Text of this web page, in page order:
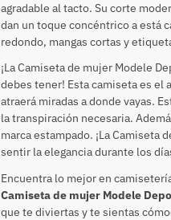
agradable al tacto. Su corte
dan un toque concéntrico a está
redondo, mangas cortas y
¡La Camiseta de mujer Modele
debes tener! Esta camiseta es el
atraerá miradas a donde vayas.
la transpiración necesaria.
marca estampado. ¡La Camiseta
sentir la elegancia durante los
Encuentra lo mejor en
Camiseta de mujer Modele
que te diviertas y te sientas